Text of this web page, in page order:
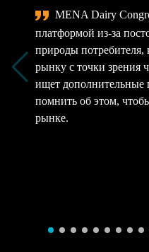
MENA Dairy
платформой из-за
природы потребителя,
рынку с точки зрения
ищет
помнить об этом,
рынке.